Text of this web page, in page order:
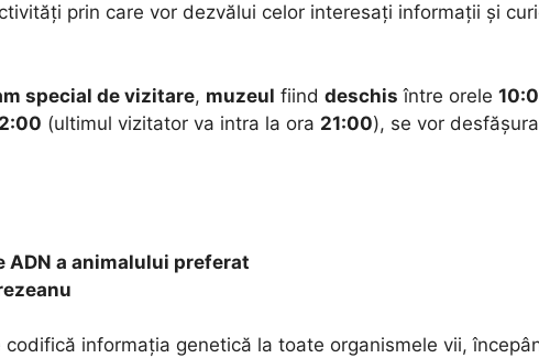
prin care vor dezvălui celor interesați informații și
special de vizitare, muzeul fiind deschis între orele
(ultimul vizitator va intra la ora 21:00), se vor
ADN a animalului preferat
informația genetică la toate organismele vii,